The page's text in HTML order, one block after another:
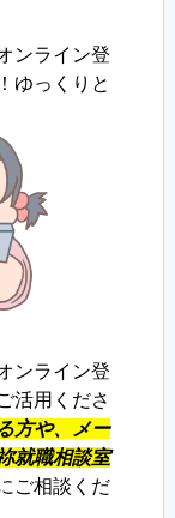
ンライン登
ゆっくりと
ンライン登
活用くださ
方や、メー
就職相談室
ご相談くだ